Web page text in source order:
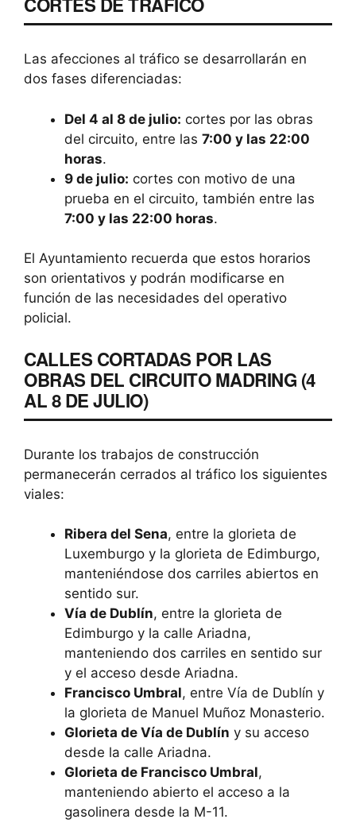
Las afecciones al tráfico se desarrollarán en
dos fases diferenciadas:
Del 4 al 8 de julio: cortes por las obras
del circuito, entre las 7:00 y las 22:00
horas.
9 de julio: cortes con motivo de una
prueba en el circuito, también entre las
7:00 y las 22:00 horas.
El Ayuntamiento recuerda que estos horarios
son orientativos y podrán modificarse en
función de las necesidades del operativo
policial.
CALLES CORTADAS POR LAS
OBRAS DEL CIRCUITO MADRING (4
AL 8 DE JULIO)
Durante los trabajos de construcción
permanecerán cerrados al tráfico los siguientes
viales:
Ribera del Sena, entre la glorieta de
Luxemburgo y la glorieta de Edimburgo,
manteniéndose dos carriles abiertos en
sentido sur.
Vía de Dublín, entre la glorieta de
Edimburgo y la calle Ariadna,
manteniendo dos carriles en sentido sur
y el acceso desde Ariadna.
Francisco Umbral, entre Vía de Dublín y
la glorieta de Manuel Muñoz Monasterio.
Glorieta de Vía de Dublín y su acceso
desde la calle Ariadna.
Glorieta de Francisco Umbral,
manteniendo abierto el acceso a la
gasolinera desde la M-11.